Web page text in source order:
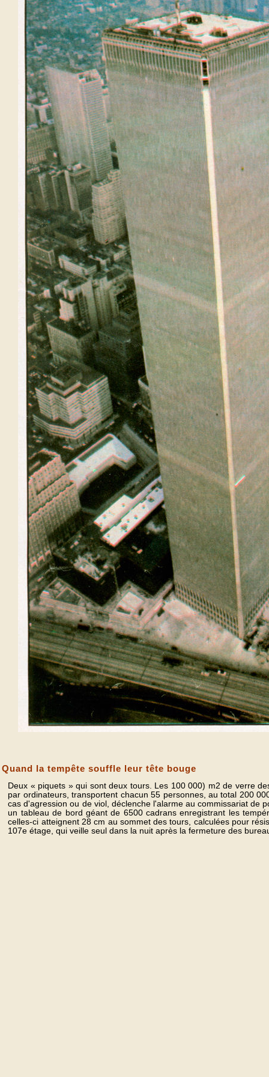
Quand la tempête souffle leur tête bouge
Deux « piquets » qui sont deux tours. Les 100 000) m2 de verre
par ordinateurs, transportent chacun 55 personnes, au total 200
cas d'agression ou de viol, déclenche l'alarme au commissariat de
un tableau de bord géant de 6500 cadrans enregistrant les
celles-ci atteignent 28 cm au sommet des tours, calculées pour
107e étage, qui veille seul dans la nuit après la fermeture des